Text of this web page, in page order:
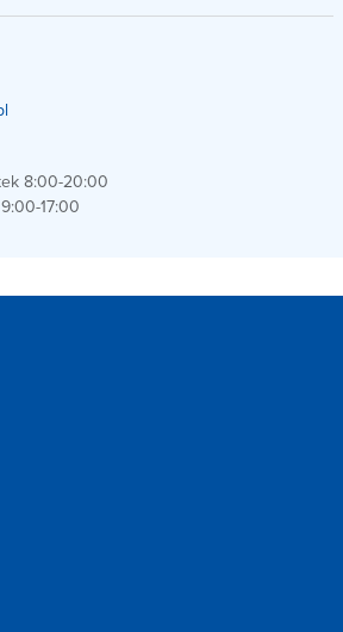
8:00-20:00
17:00